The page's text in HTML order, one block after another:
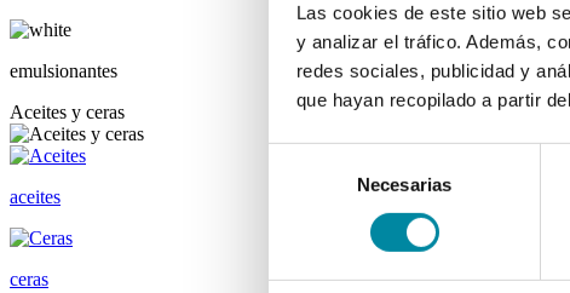
Las cookies de este sitio web
y analizar el tráfico. Además,
redes sociales, publicidad y
que hayan recopilado a partir
consentimiento
Necesarias
emulsionantes
Aceites y ceras
aceites
ceras